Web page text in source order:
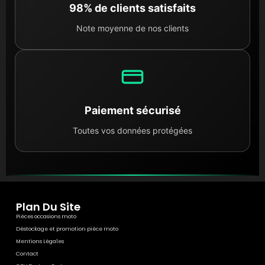
98% de clients satisfaits
Note moyenne de nos clients
Paiement sécurisé
Toutes vos données protégées
Plan Du Site
Pièces occasions moto
Déstockage et promotion pièce moto
Mentions Légales
Contact